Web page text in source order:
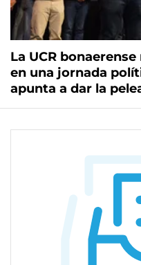
La UCR
en una jornada
apunta a dar la